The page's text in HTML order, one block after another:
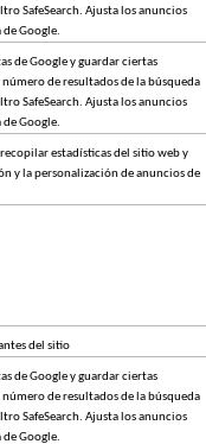
SafeSearch. Ajusta los anuncios
de Google.
de Google y guardar ciertas
de resultados de la búsqueda
SafeSearch. Ajusta los anuncios
de Google.
estadísticas del sitio web y
y la personalización de anuncios de
del sitio
de Google y guardar ciertas
de resultados de la búsqueda
SafeSearch. Ajusta los anuncios
de Google.